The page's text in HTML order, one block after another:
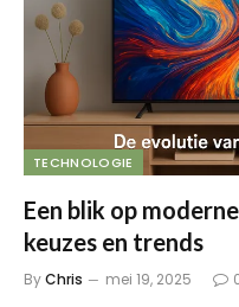
TECHNOLOGIE
Een blik op
keuzes en trends
ByChris mei 19, 2025